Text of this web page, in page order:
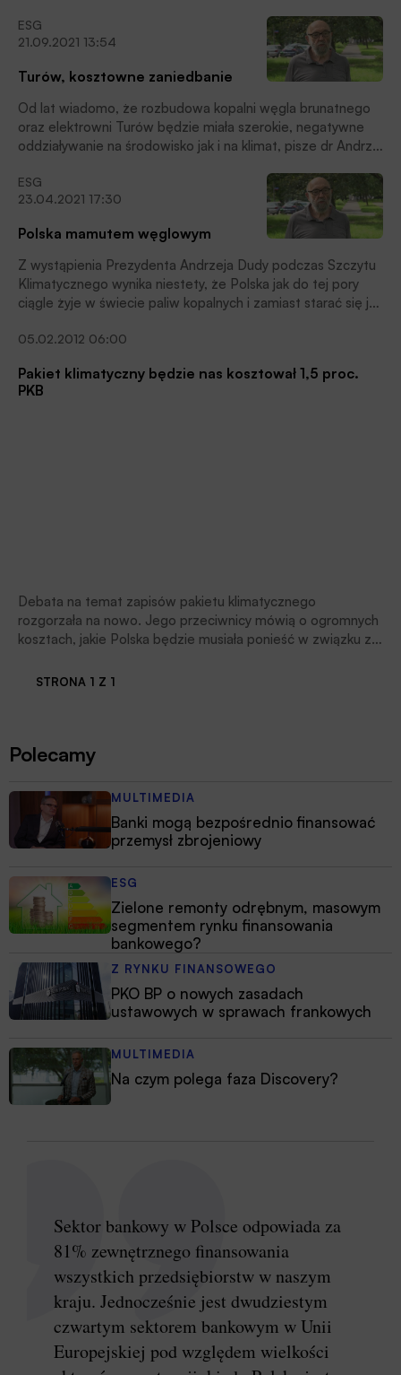
z niego zrezygnować? Czy należy wycofać się z
subsydiowania paliw kopalnych czy tylko z tych
nieefektywnych tzn. JAKICH? Na początku negocjacji
proponowany tekst brzmiał „przyspieszyć rezygnację z
węgla i dopłat do paliw kopalnych”. Jednak pod wpływem
Chin i Indii został osłabiony – komentuje dr Andrzej
Kassenberg z Instytutu na rzecz Ekorozwoju, ekspert
Koalicji Klimatycznej.
ESG
21.09.2021 13:54
Turów, kosztowne zaniedbanie
Od lat wiadomo, że rozbudowa kopalni węgla brunatnego
oraz elektrowni Turów będzie miała szerokie, negatywne
oddziaływanie na środowisko jak i na klimat, pisze dr Andrzej
Koalicji Klimatycznej.
ESG
23.04.2021 17:30
Polska mamutem węglowym
Z wystąpienia Prezydenta Andrzeja Dudy podczas Szczytu
Klimatycznego wynika niestety, że Polska jak do tej pory
ciągle żyje w świecie paliw kopalnych i zamiast starać się jak
klimatowi przyszłość, robi wszystko, aby jak najdłużej
zobowiązać się jedynie do redukcji gazów cieplarnianych w
18% w okresie 2010 – 2030, pisze dr Andrzej Kassenberg
05.02.2012 06:00
Pakiet klimatyczny będzie nas kosztował 1,5 proc.
PKB
Debata na temat zapisów pakietu klimatycznego
rozgorzała na nowo. Jego przeciwnicy mówią o ogromnych
kosztach, jakie Polska będzie musiała ponieść w związku z
energetycznym reformom nasza gospodarka stanie się
STRONA 1 Z 1
Polecamy
MULTIMEDIA
Banki mogą bezpośrednio finansować
przemysł zbrojeniowy
ESG
Zielone remonty odrębnym, masowym
segmentem rynku finansowania
bankowego?
Z RYNKU FINANSOWEGO
PKO BP o nowych zasadach
ustawowych w sprawach frankowych
MULTIMEDIA
Na czym polega faza Discovery?
Sektor bankowy w Polsce odpowiada za
81% zewnętrznego finansowania
wszystkich przedsiębiorstw w naszym
kraju. Jednocześnie jest dwudziestym
czwartym sektorem bankowym w Unii
Europejskiej pod względem wielkości